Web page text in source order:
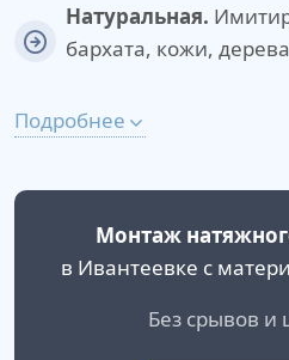
Натуральная.
бархата, кожи,
Подробнее
Монтаж
в Ивантеевке с
Без срывов и